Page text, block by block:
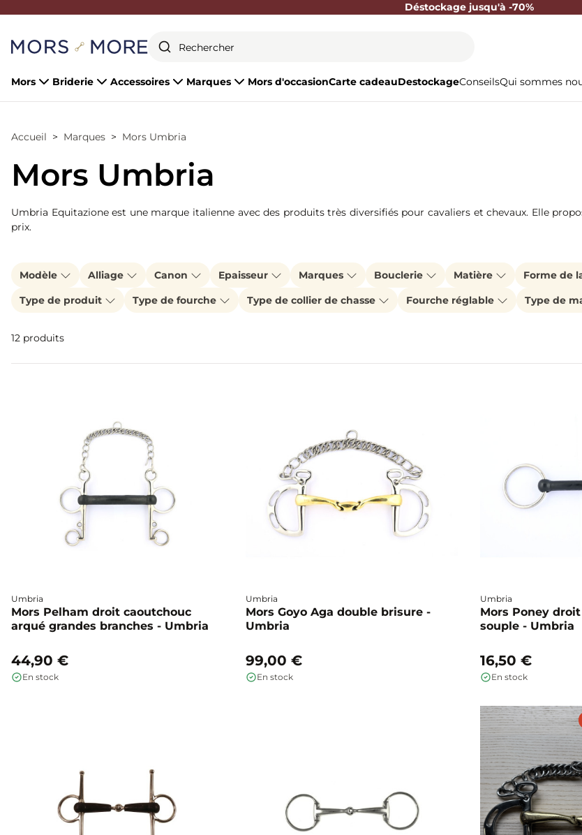
Déstockage jusqu'à -70%
Mors Briderie Accessoires Marques Mors d'occasionCarte cadeauDestockageConseilsQui sommes
Accueil Marques Mors Umbria
Mors Umbria
Umbria Equitazione est une marque italienne avec des produits très diversifiés pour cavaliers et chevaux. Elle
prix.
Modèle Alliage Canon Epaisseur Marques Bouclerie Matière Forme de
Type de produit
Type de fourche Type de collier de chasse Fourche réglable Type de
12 produits
Umbria
Mors Pelham droit caoutchouc
arqué grandes branches - Umbria
44,90 €
En stock
Umbria
Mors Goyo Aga double brisure -
Umbria
99,00 €
En stock
Umbria
Mors Poney
souple - Umbria
16,50 €
En stock